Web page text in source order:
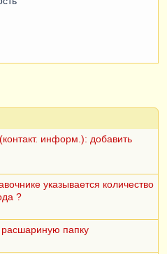
информ.): добавить
указывается количество
?
папку